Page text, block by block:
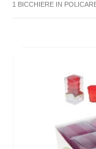
1 BICCHIERE IN